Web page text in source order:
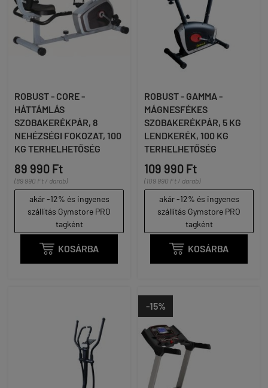
ROBUST - CORE -
HÁTTÁMLÁS
SZOBAKERÉKPÁR, 8
NEHÉZSÉGI FOKOZAT, 100
KG TERHELHETŐSÉG
89 990 Ft
(89 990 Ft / darab)
akár -12% és ingyenes
szállítás Gymstore PRO
tagként
 KOSÁRBA
ROBUST - GAMMA -
MÁGNESFÉKES
SZOBAKERÉKPÁR, 5 KG
LENDKERÉK, 100 KG
TERHELHETŐSÉG
109 990 Ft
(109 990 Ft / darab)
akár -12% és ingyenes
szállítás Gymstore PRO
tagként
 KOSÁRBA
-15%